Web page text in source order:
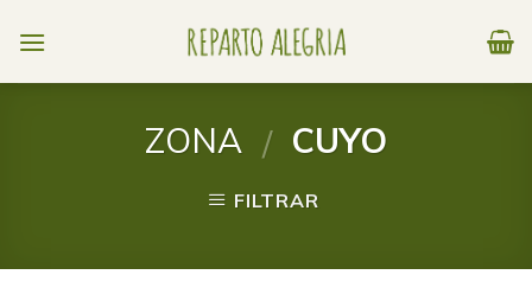
ZONA / CUYO
FILTRAR